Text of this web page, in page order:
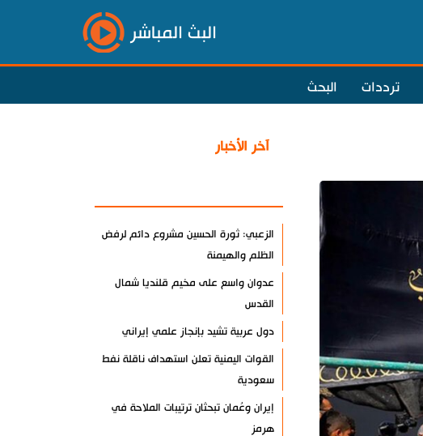
البث المباشر
ترددات البحث
آخر الأخبار
الزعبي: ثورة الحسين مشروع دائم لرفض
الظلم والهيمنة
عدوان واسع على مخيم قلنديا شمال
القدس
دول عربية تشيد بإنجاز علمي إيراني
القوات اليمنية تعلن استهداف ناقلة نفط
سعودية
إيران وعُمان تبحثان ترتيبات الملاحة في
هرمز